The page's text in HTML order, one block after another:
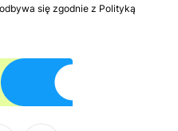
się zgodnie z Polityką